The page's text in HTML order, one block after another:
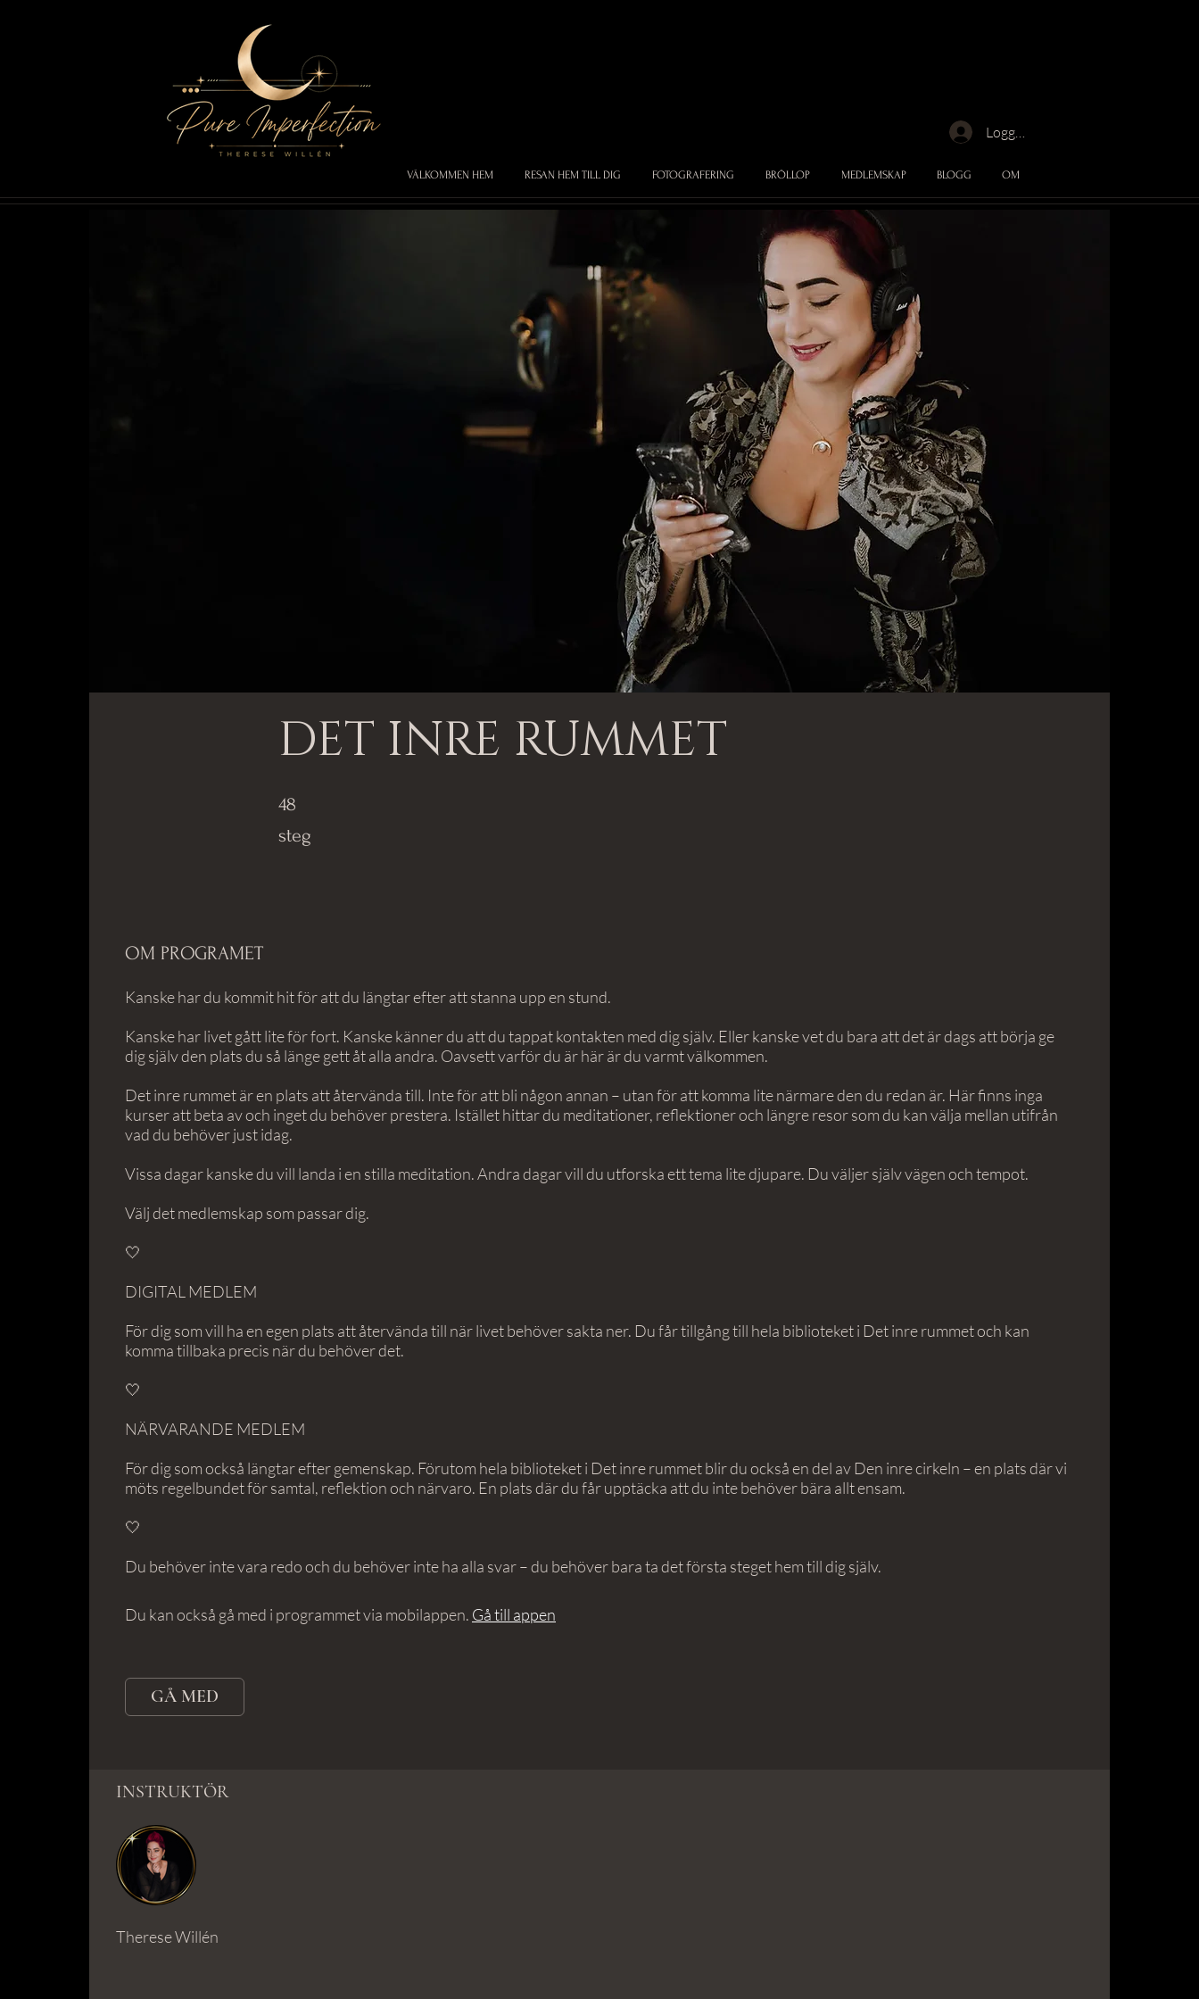
Logga in
VÄLKOMMEN HEM RESAN HEM TILL DIG FOTOGRAFERING BRÖLLOP MEDLEMSKAP BLOGG OM
DET INRE RUMMET
48
steg
48 steg
OM PROGRAMET
Kanske har du kommit hit för att du längtar efter att stanna upp en stund.
Kanske har livet gått lite för fort. Kanske känner du att du tappat kontakten med dig själv. Eller kanske vet du bara att det är dags att börja ge
dig själv den plats du så länge gett åt alla andra. Oavsett varför du är här är du varmt välkommen.
Det inre rummet är en plats att återvända till. Inte för att bli någon annan – utan för att komma lite närmare den du redan är. Här finns inga
kurser att beta av och inget du behöver prestera. Istället hittar du meditationer, reflektioner och längre resor som du kan välja mellan utifrån
vad du behöver just idag.
Vissa dagar kanske du vill landa i en stilla meditation. Andra dagar vill du utforska ett tema lite djupare. Du väljer själv vägen och tempot.
Välj det medlemskap som passar dig.
🤍
DIGITAL MEDLEM
För dig som vill ha en egen plats att återvända till när livet behöver sakta ner. Du får tillgång till hela biblioteket i Det inre rummet och kan
komma tillbaka precis när du behöver det.
🤍
NÄRVARANDE MEDLEM
För dig som också längtar efter gemenskap. Förutom hela biblioteket i Det inre rummet blir du också en del av Den inre cirkeln – en plats där vi
möts regelbundet för samtal, reflektion och närvaro. En plats där du får upptäcka att du inte behöver bära allt ensam.
🤍
Du kan också gå med i programmet via mobilappen. Gå till appen
GÅ MED
INSTRUKTÖR
Therese Willén